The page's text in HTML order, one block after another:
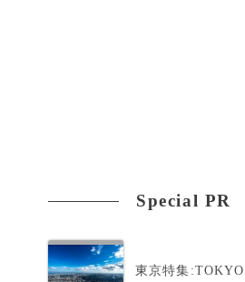
Special PR
東京特集